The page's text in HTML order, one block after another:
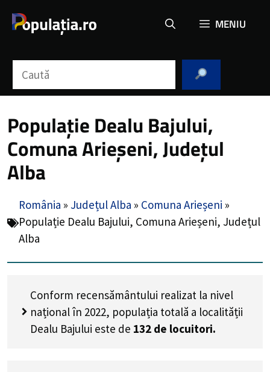
MENIU
Populație Dealu Bajului,
Comuna Arieșeni, Județul
Alba
România » Județul Alba » Comuna Arieșeni »
Populație Dealu Bajului, Comuna Arieșeni, Județul
Alba
Conform recensământului realizat la nivel
național în 2022, populația totală a localității
Dealu Bajului este de 132 de locuitori.